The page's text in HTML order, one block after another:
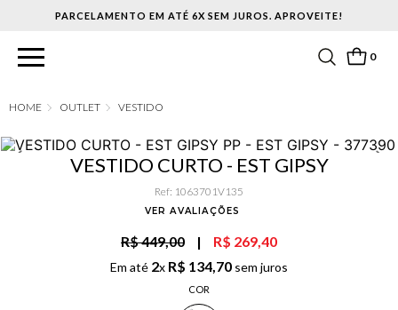
PARCELAMENTO EM ATÉ 6X SEM JUROS. APROVEITE!
0
OUTLET VESTIDO
VESTIDO CURTO - EST GIPSY
Ref: 1063701V135
VER AVALIAÇÕES
R$ 449,00 | R$ 269,40
Em até 2x R$ 134,70 sem juros
COR